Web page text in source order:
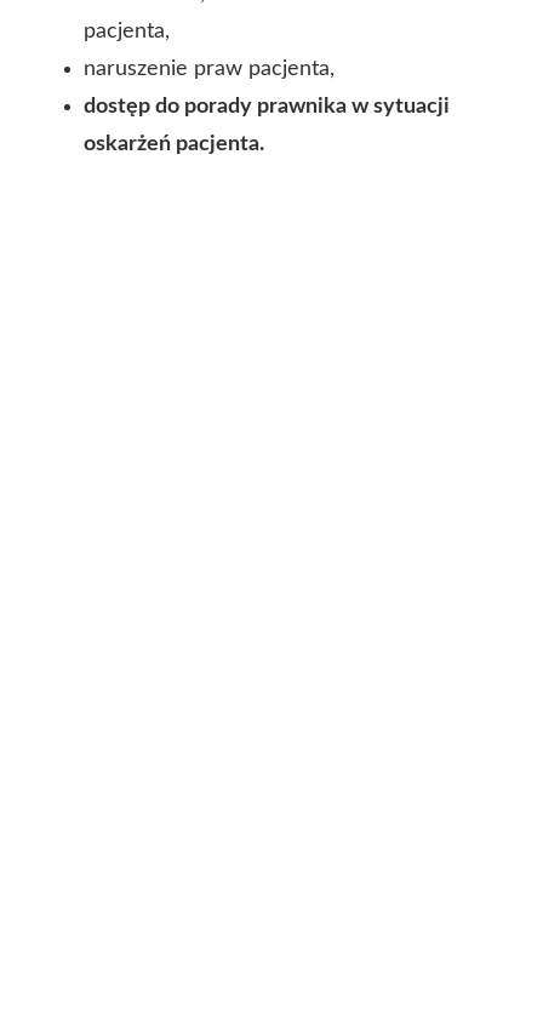
pacjenta,
naruszenie praw pacjenta,
dostęp do porady prawnika w sytuacji
oskarżeń pacjenta.